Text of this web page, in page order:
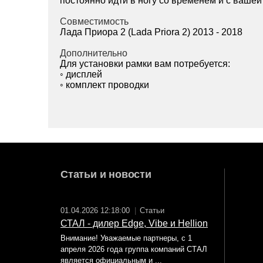
Совместимость
Лада Приора 2 (Lada Priora 2) 2013 - 2018
Дополнительно
Для установки рамки вам потребуется:
◦ дисплей
◦ комплект проводки
Статьи и новости
01.04.2026 12:18:00 Статьи
СТАЛ - дилер Edge, Vibe и Hellion
Внимание! Уважаемые партнеры, с 1
апреля 2026 года группа компаний СТАЛ
является официальным и ...